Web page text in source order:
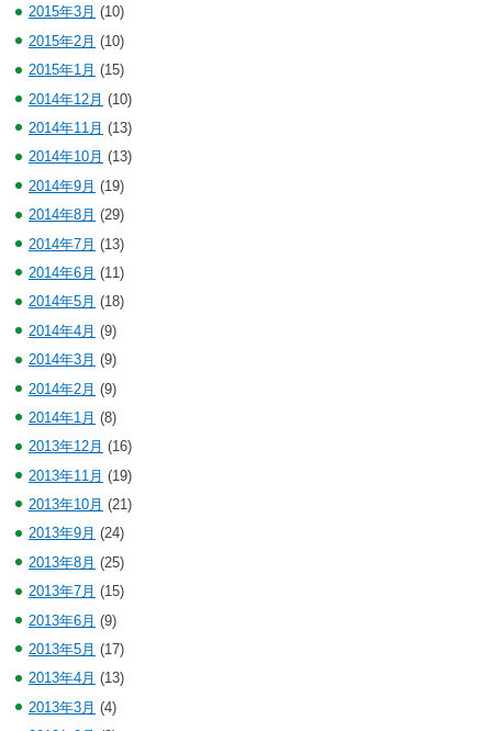
2015年3月 (10)
2015年2月 (10)
2015年1月 (15)
2014年12月 (10)
2014年11月 (13)
2014年10月 (13)
2014年9月 (19)
2014年8月 (29)
2014年7月 (13)
2014年6月 (11)
2014年5月 (18)
2014年4月 (9)
2014年3月 (9)
2014年2月 (9)
2014年1月 (8)
2013年12月 (16)
2013年11月 (19)
2013年10月 (21)
2013年9月 (24)
2013年8月 (25)
2013年7月 (15)
2013年6月 (9)
2013年5月 (17)
2013年4月 (13)
2013年3月 (4)